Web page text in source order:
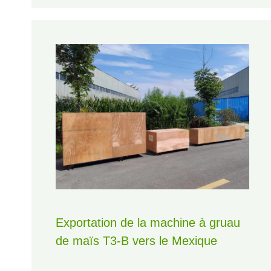
Exportation de la machine à gruau
de maïs T3-B vers le Mexique